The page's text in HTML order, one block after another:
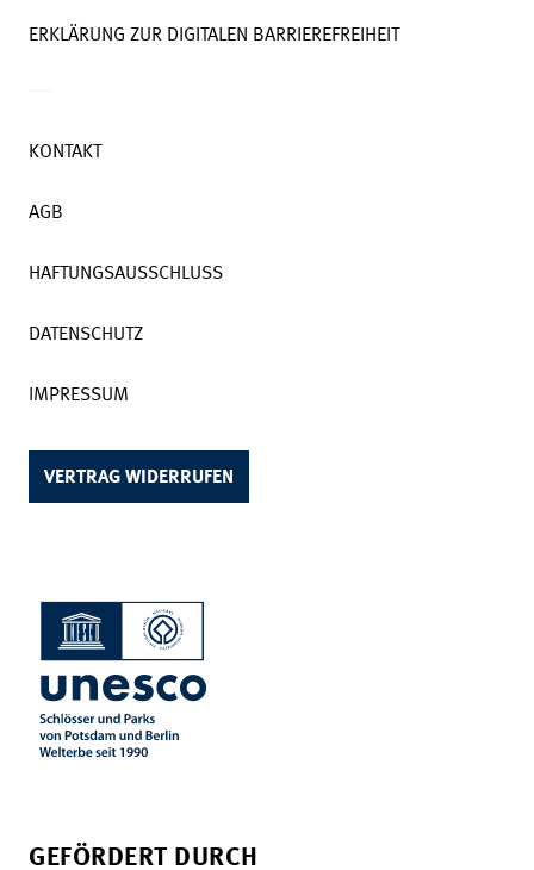
ERKLÄRUNG ZUR DIGITALEN BARRIEREFREIHEIT
KONTAKT
AGB
HAFTUNGSAUSSCHLUSS
DATENSCHUTZ
IMPRESSUM
VERTRAG WIDERRUFEN
GEFÖRDERT DURCH